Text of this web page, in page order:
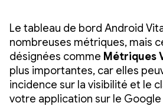
Le tableau de bord Android
nombreuses métriques, mais
désignées comme Métriques
plus importantes, car elles
incidence sur la visibilité et le
votre application sur le Google